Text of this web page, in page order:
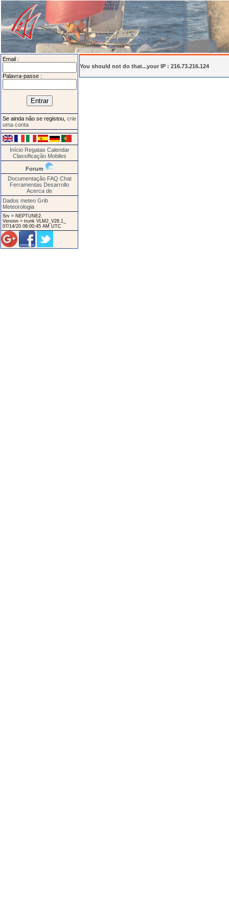
Email :
Palavra-passe :
Se ainda não se registou, crie
uma conta
Início Regatas Calendar
Classificação Mobiles
Forum
Documentação FAQ Chat
Ferramentas Desarrollo
Acerca de
Dados meteo Grib
Meteorologia
Srv = NEPTUNE2.
Version = trunk VLM2_V28.1_
07/14/20 08:00:45 AM UTC
You should not do that...your IP : 216.73.216.124